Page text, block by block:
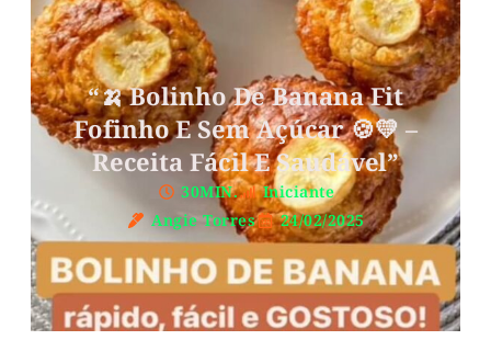
“🍌 Bolinho De Banana Fit
Fofinho E Sem Açúcar 🍪💛 –
Receita Fácil E Saudável”
30MIN.
Iniciante
Angie Torres
24/02/2025